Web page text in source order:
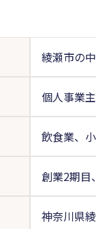
綾瀬市の
個人事業
飲食業、
創業2期目
神奈川県